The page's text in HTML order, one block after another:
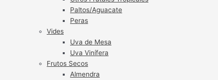
Paltos/Aguacate
Peras
Vides
Uva de Mesa
Uva Vinífera
Frutos Secos
Almendra